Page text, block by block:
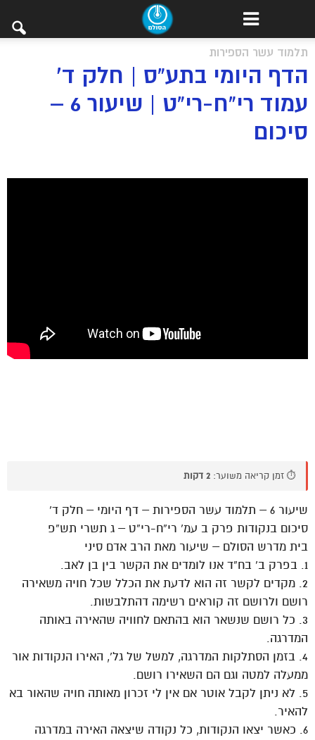
תלמוד עשר הספירות
הדף היומי בתע”ס | חלק ד’
עמוד רי”ח-רי”ט | שיעור 6 –
סיכום
⏱️ זמן קריאה משוער: 2 דקות
שיעור 6 – תלמוד עשר הספירות – דף היומי – חלק ד’
סיכום בנקודות פרק ב עמ’ רי”ח-רי”ט – ג תשרי תש”פ
בית מדרש הסולם – שיעור מאת הרב אדם סיני
1. בפרק ב’ בח”ד אנו לומדים את הקשר בין בן לאב.
2. מקדים לקשר זה הוא לדעת את הכלל שכל חויה משאירה
רושם ולרושם זה קוראים רשימה דהתלבשות.
3. כל רושם שנשאר הוא בהתאם לחוויה שהאירה באותה
המדרגה.
4. בזמן הסתלקות המדרגה, למשל של גל’, האירו הנקודות אור
ממעלה למטה וגם הם השאירו רושם.
5. לא ניתן לקבל אוטר אם אין לי זכרון מאותה חויה שהאור בא
להאיר.
6. כאשר יצאו הנקודות, כל נקודה שיצאה האירה במדרגה